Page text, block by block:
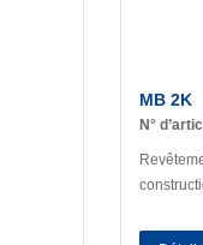
MB 2K
N°